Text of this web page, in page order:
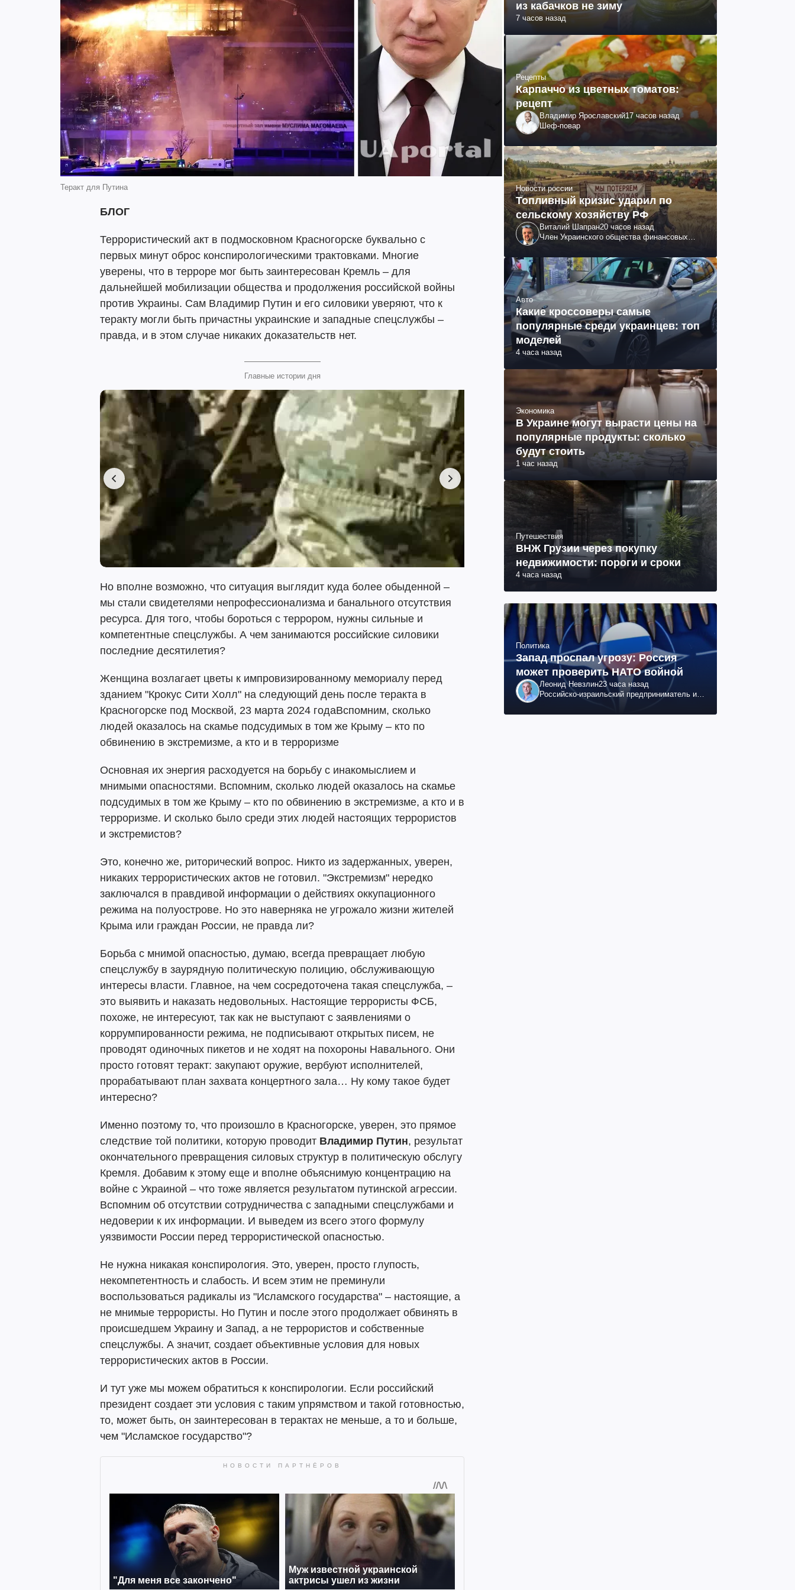
Теракт для Путина
БЛОГ
Террористический акт в подмосковном Красногорске буквально с
первых минут оброс конспирологическими трактовками. Многие
уверены, что в терроре мог быть заинтересован Кремль – для
дальнейшей мобилизации общества и продолжения российской войны
против Украины. Сам Владимир Путин и его силовики уверяют, что к
теракту могли быть причастны украинские и западные спецслужбы –
правда, и в этом случае никаких доказательств нет.
Главные истории дня
Но вполне возможно, что ситуация выглядит куда более обыденной –
мы стали свидетелями непрофессионализма и банального отсутствия
ресурса. Для того, чтобы бороться с террором, нужны сильные и
компетентные спецслужбы. А чем занимаются российские силовики
последние десятилетия?
Женщина возлагает цветы к импровизированному мемориалу перед
зданием "Крокус Сити Холл" на следующий день после теракта в
Красногорске под Москвой, 23 марта 2024 годаВспомним, сколько
людей оказалось на скамье подсудимых в том же Крыму – кто по
обвинению в экстремизме, а кто и в терроризме
Основная их энергия расходуется на борьбу с инакомыслием и
мнимыми опасностями. Вспомним, сколько людей оказалось на скамье
подсудимых в том же Крыму – кто по обвинению в экстремизме, а кто и в
терроризме. И сколько было среди этих людей настоящих террористов
и экстремистов?
Это, конечно же, риторический вопрос. Никто из задержанных, уверен,
никаких террористических актов не готовил. "Экстремизм" нередко
заключался в правдивой информации о действиях оккупационного
режима на полуострове. Но это наверняка не угрожало жизни жителей
Крыма или граждан России, не правда ли?
Борьба с мнимой опасностью, думаю, всегда превращает любую
спецслужбу в заурядную политическую полицию, обслуживающую
интересы власти. Главное, на чем сосредоточена такая спецслужба, –
это выявить и наказать недовольных. Настоящие террористы ФСБ,
похоже, не интересуют, так как не выступают с заявлениями о
коррумпированности режима, не подписывают открытых писем, не
проводят одиночных пикетов и не ходят на похороны Навального. Они
просто готовят теракт: закупают оружие, вербуют исполнителей,
прорабатывают план захвата концертного зала… Ну кому такое будет
интересно?
Именно поэтому то, что произошло в Красногорске, уверен, это прямое
следствие той политики, которую проводит Владимир Путин, результат
окончательного превращения силовых структур в политическую обслугу
Кремля. Добавим к этому еще и вполне объяснимую концентрацию на
войне с Украиной – что тоже является результатом путинской агрессии.
Вспомним об отсутствии сотрудничества с западными спецслужбами и
недоверии к их информации. И выведем из всего этого формулу
уязвимости России перед террористической опасностью.
Не нужна никакая конспирология. Это, уверен, просто глупость,
некомпетентность и слабость. И всем этим не преминули
воспользоваться радикалы из "Исламского государства" – настоящие, а
не мнимые террористы. Но Путин и после этого продолжает обвинять в
происшедшем Украину и Запад, а не террористов и собственные
спецслужбы. А значит, создает объективные условия для новых
террористических актов в России.
И тут уже мы можем обратиться к конспирологии. Если российский
президент создает эти условия с таким упрямством и такой готовностью,
то, может быть, он заинтересован в терактах не меньше, а то и больше,
чем "Исламское государство"?
из кабачков не зиму
7 часов назад
Рецепты
Карпаччо из цветных томатов:
рецепт
Владимир Ярославский17 часов назад
Шеф-повар
Новости россии
Топливный кризис ударил по
сельскому хозяйству РФ
Виталий Шапран20 часов назад
Член Украинского общества финансовых
Авто
Какие кроссоверы самые
популярные среди украинцев: топ
моделей
4 часа назад
Экономика
В Украине могут вырасти цены на
популярные продукты: сколько
будут стоить
1 час назад
Путешествия
ВНЖ Грузии через покупку
недвижимости: пороги и сроки
4 часа назад
Политика
Запад проспал угрозу: Россия
может проверить НАТО войной
Леонид Невзлин23 часа назад
Российско-израильский предприниматель и
президент "ЮКОСа"